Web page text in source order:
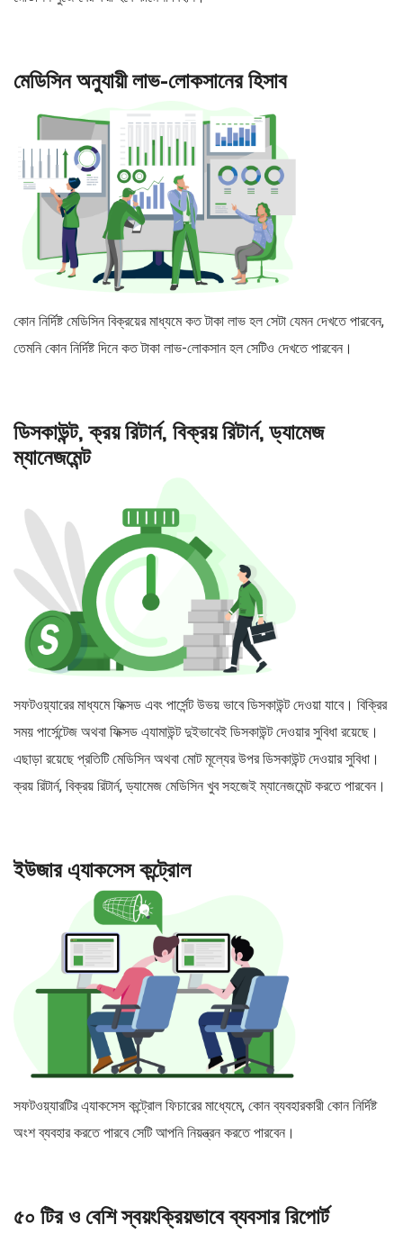
মেডিসিন অনুযায়ী লাভ-লোকসানের হিসাব
কোন নির্দিষ্ট মেডিসিন বিক্রয়ের মাধ্যমে কত টাকা লাভ হল সেটা যেমন দেখতে পারবেন,
তেমনি কোন নির্দিষ্ট দিনে কত টাকা লাভ-লোকসান হল সেটিও দেখতে পারবেন।
ডিসকাউন্ট, ক্রয় রিটার্ন, বিক্রয় রিটার্ন, ড্যামেজ
ম্যানেজমেন্ট
সফটওয়্যারের মাধ্যমে ফিক্সড এবং পার্সেন্ট উভয় ভাবে ডিসকাউন্ট দেওয়া যাবে। বিক্রির
সময় পার্সেন্টেজ অথবা ফিক্সড এ্যামাউন্ট দুইভাবেই ডিসকাউন্ট দেওয়ার সুবিধা রয়েছে।
এছাড়া রয়েছে প্রতিটি মেডিসিন অথবা মোট মূল্যের উপর ডিসকাউন্ট দেওয়ার সুবিধা।
ক্রয় রিটার্ন, বিক্রয় রিটার্ন, ড্যামেজ মেডিসিন খুব সহজেই ম্যানেজমেন্ট করতে পারবেন।
ইউজার এ্যাকসেস কন্ট্রোল
সফটওয়্যারটির এ্যাকসেস কন্ট্রোল ফিচারের মাধ্যেমে, কোন ব্যবহারকারী কোন নির্দিষ্ট
অংশ ব্যবহার করতে পারবে সেটি আপনি নিয়ন্ত্রন করতে পারবেন।
৫০ টির ও বেশি স্বয়ংক্রিয়ভাবে ব্যবসার রিপোর্ট